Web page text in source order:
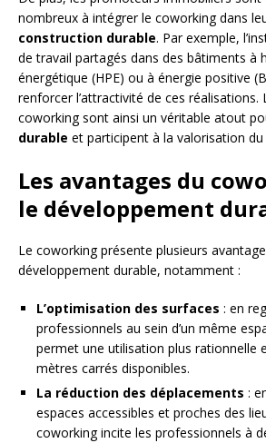
nombreux à intégrer le coworking dans
construction durable. Par exemple,
de travail partagés dans des bâtiments à
énergétique (HPE) ou à énergie positive
renforcer l’attractivité de ces réalisations.
coworking sont ainsi un véritable atout
durable et participent à la valorisation
Les avantages du
le développement
Le coworking présente plusieurs
développement durable, notamment :
L’optimisation des surfaces : en
professionnels au sein d’un même
permet une utilisation plus rationnelle
mètres carrés disponibles.
La réduction des déplacements :
espaces accessibles et proches des
coworking incite les professionnels à